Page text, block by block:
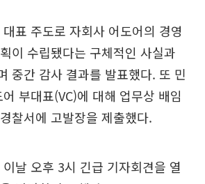
표 주도로 자회사 어도어의 경영
이 수립됐다는 구체적인 사실과
중간 감사 결과를 발표했다. 또 민
부대표(VC)에 대해 업무상 배임
찰서에 고발장을 제출했다.
날 오후 3시 긴급 기자회견을 열